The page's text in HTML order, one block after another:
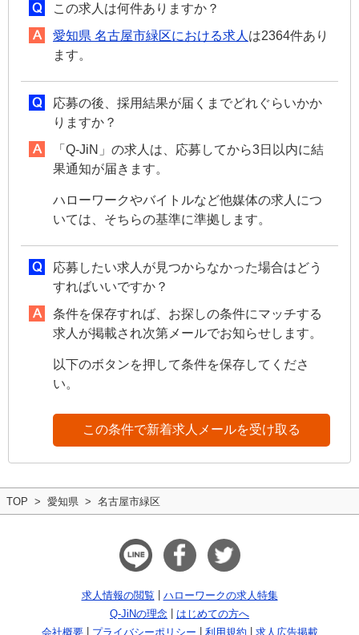
この求人は何件ありますか？
愛知県 名古屋市緑区における求人 は2364件あり
ます。
応募の後、採用結果が届くまでどれぐらいかか
りますか？
「Q-JiN」の求人は、応募してから3日以内に結
果通知が届きます。
ハローワークやバイトルなど他媒体の求人につ
いては、そちらの基準に準拠します。
応募したい求人が見つからなかった場合はどう
すればいいですか？
条件を保存すれば、お探しの条件にマッチする
求人が掲載され次第メールでお知らせします。
以下のボタンを押して条件を保存してくださ
い。
この条件で新着求人メールを受け取る
TOP 愛知県 名古屋市緑区
求人情報の閲覧
ハローワークの求人特集
Q-JiNの理念
はじめての方へ
会社概要
プライバシーポリシー 利用規約 求人広告掲載